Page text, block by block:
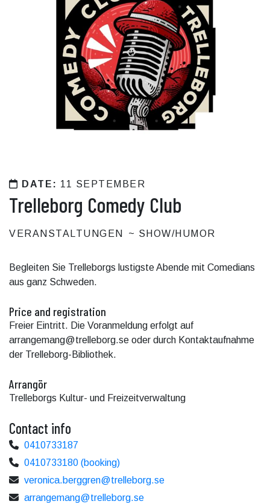
DATE: 11 SEPTEMBER
Trelleborg Comedy Club
VERANSTALTUNGEN SHOW/HUMOR
Begleiten Sie Trelleborgs lustigste Abende mit Comedians
aus ganz Schweden.
Price and registration
Freier Eintritt. Die Voranmeldung erfolgt auf
arrangemang@trelleborg.se oder durch Kontaktaufnahme
der Trelleborg-Bibliothek.
Arrangör
Trelleborgs Kultur- und Freizeitverwaltung
Contact info
0410733187
0410733180 (booking)
veronica.berggren@trelleborg.se
arrangemang@trelleborg.se